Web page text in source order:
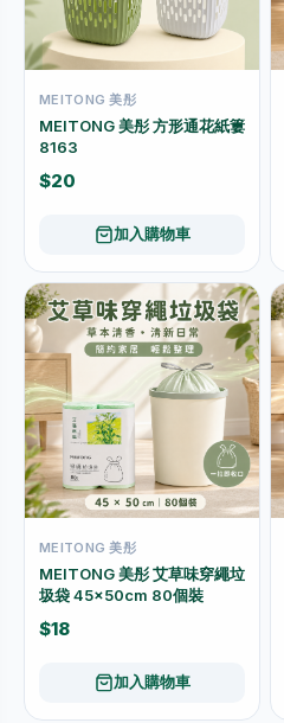
MEITONG 美彤
MEITONG 美彤 方形通花紙簍
8163
$20
加入購物車
MEITONG 美彤
MEITONG 美彤 艾草味穿繩垃
圾袋 45×50cm 80個裝
$18
加入購物車